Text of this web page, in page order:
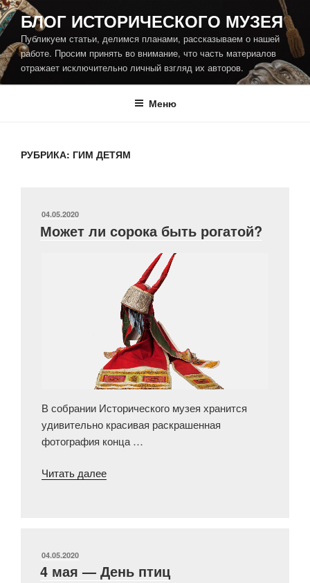
Перейти
к
содержимому
БЛОГ ИСТОРИЧЕСКОГО МУЗЕЯ
Публикуем статьи, делимся планами, рассказываем о нашей
работе. Просим принять во внимание, что часть материалов
отражает исключительно личный взгляд их авторов.
Меню
РУБРИКА: ГИМ ДЕТЯМ
ОПУБЛИКОВАНО
04.05.2020
Может ли сорока быть рогатой?
В собрании Исторического музея хранится
удивительно красивая раскрашенная
фотография конца …
Читать далее«Может
ОПУБЛИКОВАНО
04.05.2020
4 мая — День птиц